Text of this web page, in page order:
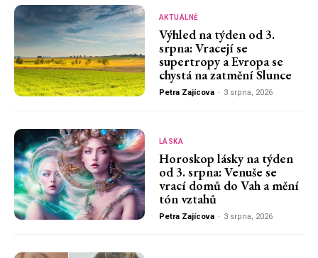
AKTUÁLNĚ
Výhled na týden od 3.
srpna: Vracejí se
supertropy a Evropa se
chystá na zatmění Slunce
Petra Zajícova - 3 srpna, 2026
LÁSKA
Horoskop lásky na týden
od 3. srpna: Venuše se
vrací domů do Vah a mění
tón vztahů
Petra Zajícova - 3 srpna, 2026